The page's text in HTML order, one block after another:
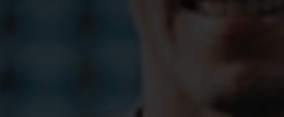
Carnet Celtista Abonado